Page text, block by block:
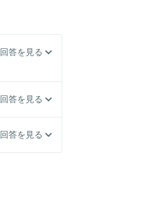
回答を見る
回答を見る
回答を見る